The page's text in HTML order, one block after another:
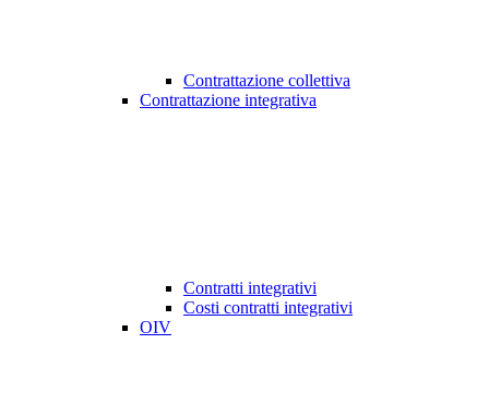
Contrattazione collettiva
Contrattazione integrativa
Contratti integrativi
Costi contratti integrativi
OIV